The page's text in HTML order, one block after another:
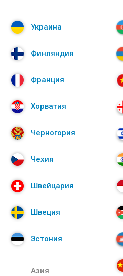
Украина
Финляндия
Франция
Хорватия
Черногория
Чехия
Швейцария
Швеция
Эстония
Азия